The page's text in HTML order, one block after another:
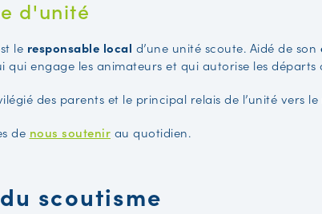
d'unité
le responsable local d’une unité scoute. Aidé de son
engage les animateurs et qui autorise les départs
des parents et le principal relais de l’unité vers
de nous soutenir au quotidien.
scoutisme